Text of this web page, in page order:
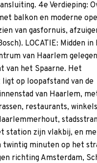
4e Verdieping:
balkon en moderne
van gasfornuis,
LOCATIE: Midden in
van Haarlem
van het Spaarne. Het
op loopafstand van de
van Haarlem,
restaurants,
station zijn vlakbij, en
twintig minuten op het
richting Amsterdam,